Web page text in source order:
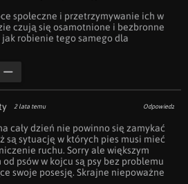
społeczne i przetrzymywanie ich w
czują się osamotnione i bezbronne
jak robienie tego samego dla
2 lata temu Odpowiedz
cały dzień nie powinno się zamykać
są sytuację w których pies musi mieć
ruchu. Sorry ale większym
psów w kojcu są psy bez problemu
swoje posesję. Skrajne niepoważne